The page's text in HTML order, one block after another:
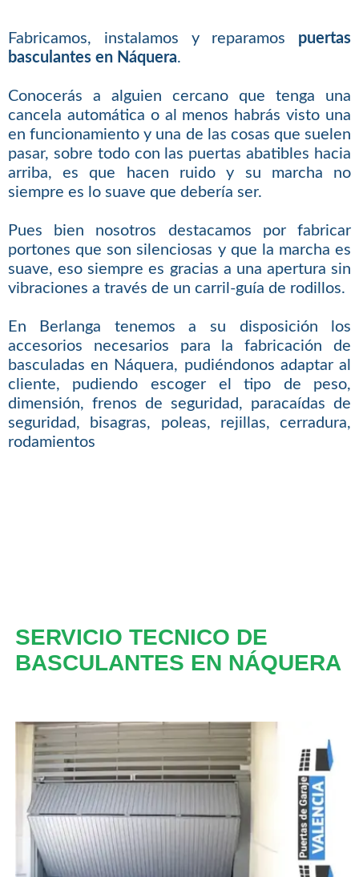
Fabricamos, instalamos y reparamos puertas
basculantes en Náquera.
Conocerás a alguien cercano que tenga una
cancela automática o al menos habrás visto una
en funcionamiento y una de las cosas que suelen
pasar, sobre todo con las puertas abatibles hacia
arriba, es que hacen ruido y su marcha no
siempre es lo suave que debería ser.
Pues bien nosotros destacamos por fabricar
portones que son silenciosas y que la marcha es
suave, eso siempre es gracias a una apertura sin
vibraciones a través de un carril-guía de rodillos.
En Berlanga tenemos a su disposición los
accesorios necesarios para la fabricación de
basculadas en Náquera, pudiéndonos adaptar al
cliente, pudiendo escoger el tipo de peso,
dimensión, frenos de seguridad, paracaídas de
seguridad, bisagras, poleas, rejillas, cerradura,
rodamientos
SERVICIO TECNICO DE
BASCULANTES EN NÁQUERA